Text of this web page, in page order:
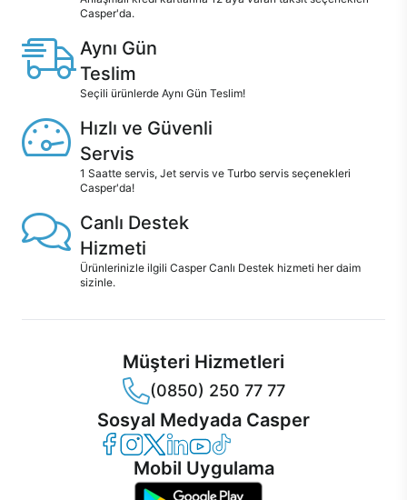
Casper'da.
Aynı Gün
Teslim
Seçili ürünlerde Aynı Gün Teslim!
Hızlı ve Güvenli
Servis
1 Saatte servis, Jet servis ve Turbo servis seçenekleri
Casper'da!
Canlı Destek
Hizmeti
Ürünlerinizle ilgili Casper Canlı Destek hizmeti her daim
sizinle.
Müşteri Hizmetleri
(0850) 250 77 77
Sosyal Medyada Casper
Casper Facebook
Casper Instagram
Casper Twitter
Casper LinkedIn
Casper YouTube
Casper TikTok
Mobil Uygulama